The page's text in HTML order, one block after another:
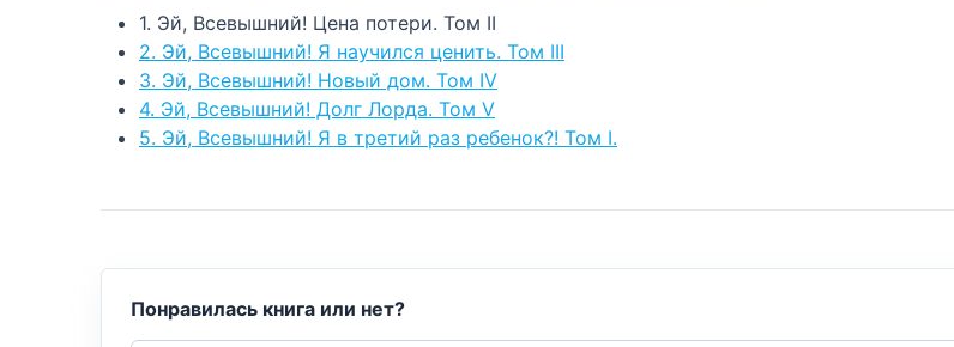
1. Эй, Всевышний! Цена потери. Том II
2. Эй, Всевышний! Я научился ценить. Том III
3. Эй, Всевышний! Новый дом. Том IV
4. Эй, Всевышний! Долг Лорда. Том V
5. Эй, Всевышний! Я в третий раз ребенок?! Том I.
Понравилась книга или нет?